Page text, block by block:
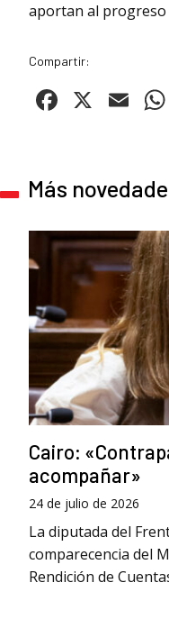
aportan al progreso
Compartir:
X
Más
Cairo:
acompañar»
24 de julio de 2026
La diputada del
comparecencia del
Rendición de